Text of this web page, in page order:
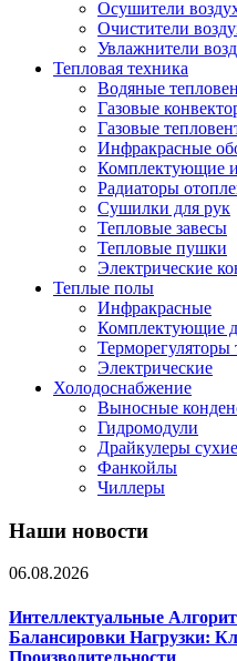
Осушители
Очистители
Увлажнители
Тепловая техника
Водяные
Газовые
Газовые
Инфракрасные
Комплектующие и
Радиаторы
Сушилки для рук
Тепловые завесы
Тепловые пушки
Электрические
Теплые полы
Инфракрасные
Комплектующие
Терморегуляторы
Электрические
Холодоснабжение
Выносные
Гидромодули
Драйкулеры
Фанкойлы
Чиллеры
Наши новости
06.08.2026
Интеллектуальные
Балансировки Нагрузки:
Производительности